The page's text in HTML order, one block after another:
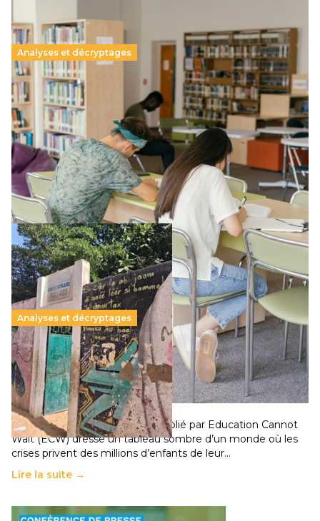
Analyses et décryptages
Supérieur privé : une dérive qui met à mal la
promesse républicaine
11 juillet 2026-
Le projet de loi sur la régulation de l’enseignement
supérieur privé met en lumière l’amplification d’un système
qui relègue l’acte pédagogique au superfétatoire, voire à…
Lire la suite →
Analyses et décryptages
258 millions d’enfants victimes de la guerre, des
chocs climatiques et des déplacements de
population
11 juillet 2026- National
Un nouveau rapport mondial publié par Education Cannot
Wait (ECW) dresse un tableau sombre d’un monde où les
crises privent des millions d’enfants de leur…
Lire la suite →